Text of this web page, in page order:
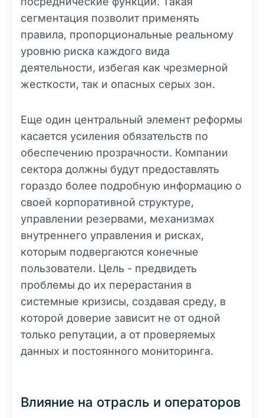
сегментация позволит применять
правила, пропорциональные реальному
уровню риска каждого вида
деятельности, избегая как чрезмерной
жесткости, так и опасных серых зон.
Еще один центральный элемент реформы
касается усиления обязательств по
обеспечению прозрачности. Компании
сектора должны будут предоставлять
гораздо более подробную информацию о
своей корпоративной структуре,
управлении резервами, механизмах
внутреннего управления и рисках,
которым подвергаются конечные
пользователи. Цель - предвидеть
проблемы до их перерастания в
системные кризисы, создавая среду, в
которой доверие зависит не от одной
только репутации, а от проверяемых
данных и постоянного мониторинга.
Влияние на отрасль и операторов